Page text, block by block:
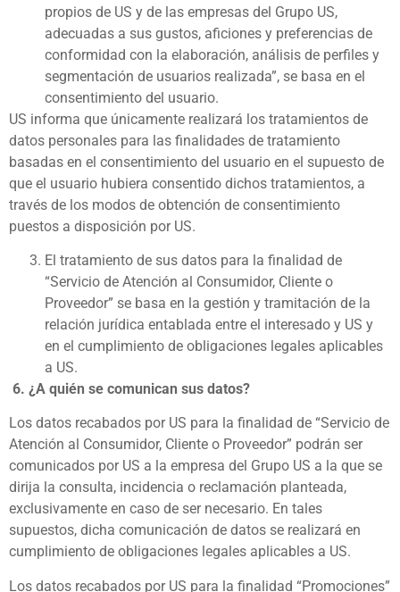
propios de US y de las empresas del Grupo US,
adecuadas a sus gustos, aficiones y preferencias de
conformidad con la elaboración, análisis de perfiles y
segmentación de usuarios realizada”, se basa en el
consentimiento del usuario.
US informa que únicamente realizará los tratamientos de
datos personales para las finalidades de tratamiento
basadas en el consentimiento del usuario en el supuesto de
que el usuario hubiera consentido dichos tratamientos, a
través de los modos de obtención de consentimiento
puestos a disposición por US.
El tratamiento de sus datos para la finalidad de
“Servicio de Atención al Consumidor, Cliente o
Proveedor” se basa en la gestión y tramitación de la
relación jurídica entablada entre el interesado y US y
en el cumplimiento de obligaciones legales aplicables
a US.
6. ¿A quién se comunican sus datos?
Los datos recabados por US para la finalidad de “Servicio de
Atención al Consumidor, Cliente o Proveedor” podrán ser
comunicados por US a la empresa del Grupo US a la que se
dirija la consulta, incidencia o reclamación planteada,
exclusivamente en caso de ser necesario. En tales
supuestos, dicha comunicación de datos se realizará en
cumplimiento de obligaciones legales aplicables a US.
Los datos recabados por US para la finalidad “Promociones”